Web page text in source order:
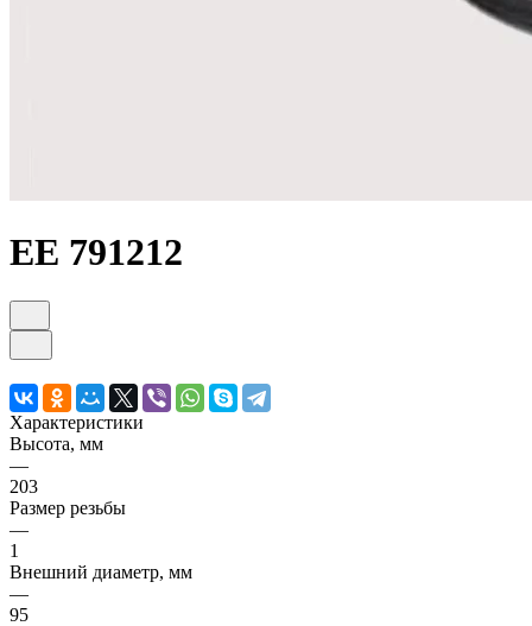
ЕЕ 791212
Характеристики
Высота, мм
—
203
Размер резьбы
—
1
Внешний диаметр, мм
—
95